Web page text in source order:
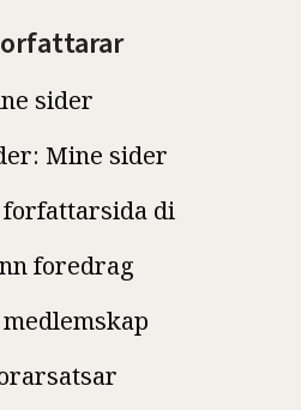
sider
Mine sider
forfattarsida di
foredrag
medlemskap